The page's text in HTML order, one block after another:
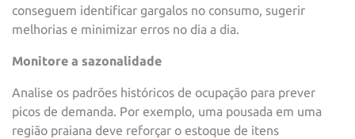
conseguem identificar gargalos no consumo, sugerir
melhorias e minimizar erros no dia a dia.
Monitore a sazonalidade
Analise os padrões históricos de ocupação para prever
picos de demanda. Por exemplo, uma pousada em uma
região praiana deve reforçar o estoque de itens